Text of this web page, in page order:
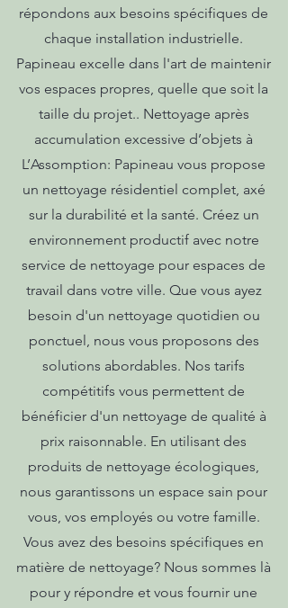
répondons aux besoins spécifiques de
chaque installation industrielle.
Papineau excelle dans l'art de maintenir
vos espaces propres, quelle que soit la
taille du projet.. Nettoyage après
accumulation excessive d’objets à
L’Assomption: Papineau vous propose
un nettoyage résidentiel complet, axé
sur la durabilité et la santé. Créez un
environnement productif avec notre
service de nettoyage pour espaces de
travail dans votre ville. Que vous ayez
besoin d'un nettoyage quotidien ou
ponctuel, nous vous proposons des
solutions abordables. Nos tarifs
compétitifs vous permettent de
bénéficier d'un nettoyage de qualité à
prix raisonnable. En utilisant des
produits de nettoyage écologiques,
nous garantissons un espace sain pour
vous, vos employés ou votre famille.
Vous avez des besoins spécifiques en
matière de nettoyage? Nous sommes là
pour y répondre et vous fournir une